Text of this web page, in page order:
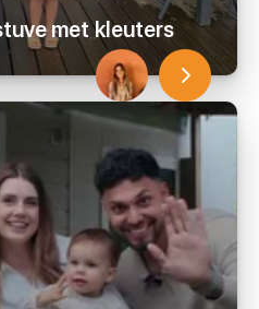
met kleuters